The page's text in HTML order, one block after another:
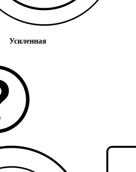
Усиленная